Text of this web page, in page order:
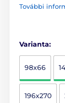
További
Varianta:
98x66
196x270